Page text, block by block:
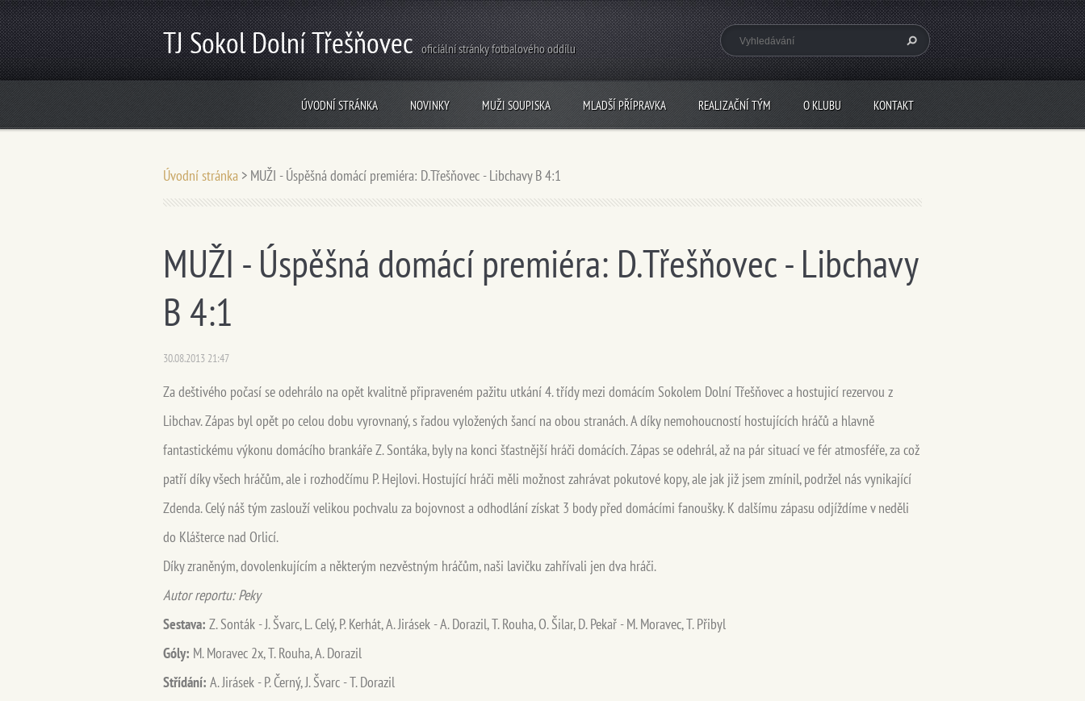
TJ Sokol Dolní Třešňovec oficiální stránky fotbalového oddílu
ÚVODNÍ STRÁNKA NOVINKY MUŽI SOUPISKA MLADŠÍ PŘÍPRAVKA REALIZAČNÍ TÝM O KLUBU KONTAKT
Úvodní stránka > MUŽI - Úspěšná domácí premiéra: D.Třešňovec - Libchavy B 4:1
MUŽI - Úspěšná domácí premiéra: D.Třešňovec - Libchavy
B 4:1
30.08.2013 21:47
Za deštivého počasí se odehrálo na opět kvalitně připraveném pažitu utkání 4. třídy mezi domácím Sokolem Dolní Třešňovec a hostujicí rezervou z
Libchav. Zápas byl opět po celou dobu vyrovnaný, s řadou vyložených šancí na obou stranách. A díky nemohoucností hostujících hráčů a hlavně
fantastickému výkonu domácího brankáře Z. Sontáka, byly na konci šťastnější hráči domácích. Zápas se odehrál, až na pár situací ve fér atmosféře, za což
patří díky všech hráčům, ale i rozhodčímu P. Hejlovi. Hostující hráči měli možnost zahrávat pokutové kopy, ale jak již jsem zmínil, podržel nás vynikající
Zdenda. Celý náš tým zaslouží velikou pochvalu za bojovnost a odhodlání získat 3 body před domácími fanoušky. K dalšímu zápasu odjíždíme v neděli
do Klášterce nad Orlicí.
Díky zraněným, dovolenkujícím a některým nezvěstným hráčům, naši lavičku zahřívali jen dva hráči.
Autor reportu: Peky
Sestava: Z. Sonták - J. Švarc, L. Celý, P. Kerhát, A. Jirásek - A. Dorazil, T. Rouha, O. Šilar, D. Pekař - M. Moravec, T. Přibyl
Góly: M. Moravec 2x, T. Rouha, A. Dorazil
Střídání: A. Jirásek - P. Černý, J. Švarc - T. Dorazil